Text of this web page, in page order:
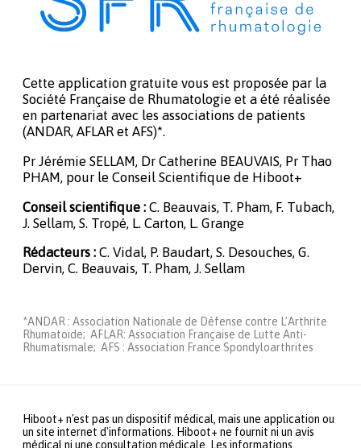
Cette application gratuite vous est proposée par la
Société Française de Rhumatologie et a été réalisée
en partenariat avec les associations de patients
(ANDAR, AFLAR et AFS)*.
Pr Jérémie SELLAM, Dr Catherine BEAUVAIS, Pr Thao
PHAM, pour le Conseil Scientifique de Hiboot+
Conseil scientifique : C. Beauvais, T. Pham, F. Tubach,
J. Sellam, S. Tropé, L. Carton, L. Grange
Rédacteurs : C. Vidal, P. Baudart, S. Desouches, G.
Dervin, C. Beauvais, T. Pham, J. Sellam
*ANDAR : Association Nationale de Défense contre L'Arthrite
Rhumatoide; AFLAR: Association Française de Lutte Anti-
Rhumatismale; AFS : Association France Spondyloarthrites
Hiboot+ n'est pas un dispositif médical, mais une application ou
un site internet d'informations. Hiboot+ ne fournit ni un avis
médical ni une consultation médicale. Les informations